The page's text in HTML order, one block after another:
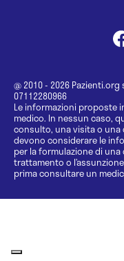
@ 2010 - 2026 Pazienti.org
07112280966
Le informazioni proposte
medico. In nessun caso,
consulto, una visita o una
devono considerare le
per la formulazione di
trattamento o
prima consultare un